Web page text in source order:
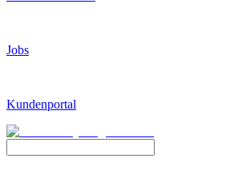
Jobs
Kundenportal